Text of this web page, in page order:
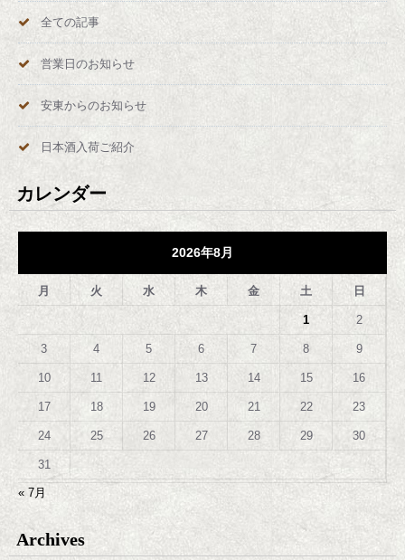
全ての記事
営業日のお知らせ
安東からのお知らせ
日本酒入荷ご紹介
カレンダー
2026年8月
月 火 水 木 金 土 日
1 2
3 4 5 6 7 8 9
10 11 12 13 14 15 16
17 18 19 20 21 22 23
24 25 26 27 28 29 30
31
« 7月
Archives